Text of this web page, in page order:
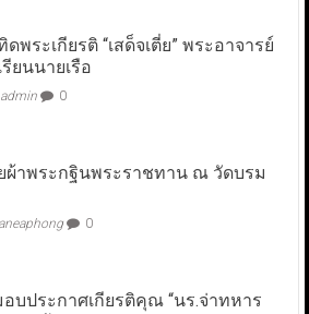
พระเกียรติ “เสด็จเตี่ย” พระอาจารย์
ยนนายเรือ
admin 0
ผ้าพระกฐินพระราชทาน ณ วัดบรม
aneaphong 0
อบประกาศเกียรติคุณ “นร.จ่าทหาร